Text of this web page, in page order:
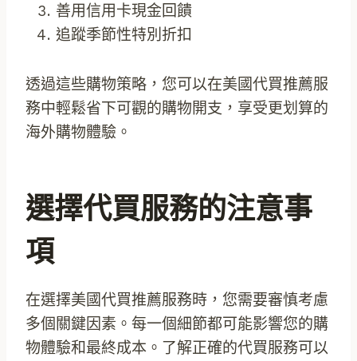
善用信用卡現金回饋
追蹤季節性特別折扣
透過這些購物策略，您可以在美國代買推薦服
務中輕鬆省下可觀的購物開支，享受更划算的
海外購物體驗。
選擇代買服務的注意事
項
在選擇美國代買推薦服務時，您需要審慎考慮
多個關鍵因素。每一個細節都可能影響您的購
物體驗和最終成本。了解正確的代買服務可以